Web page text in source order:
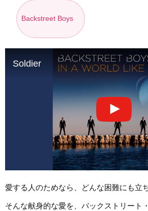
Backstreet Boys
Soldier
愛する人のためなら、どんな困難にも立
そんな献身的な愛を、バックストリート